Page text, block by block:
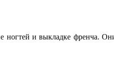
и выкладке френча. Они